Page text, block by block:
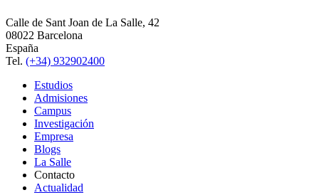
Calle de Sant Joan de La Salle, 42
08022 Barcelona
España
Tel. (+34) 932902400
Estudios
Admisiones
Campus
Investigación
Empresa
Blogs
La Salle
Contacto
Actualidad